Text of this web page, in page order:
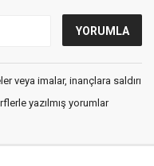
veya imalar, inançlara saldırı
yazılmış yorumlar